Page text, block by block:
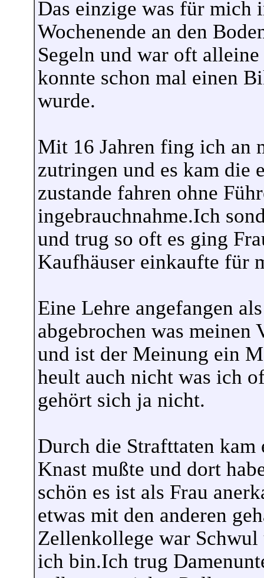
Das einzige was für mich
Wochenende an den
Segeln und war oft
konnte schon mal einen
wurde.
Mit 16 Jahren fing ich an
zutringen und es kam die
zustande fahren ohne
ingebrauchnahme.Ich
und trug so oft es ging
Kaufhäuser einkaufte für
Eine Lehre angefangen
abgebrochen was meinen
und ist der Meinung ein
heult auch nicht was ich
gehört sich ja nicht.
Durch die Strafttaten kam
Knast mußte und dort
schön es ist als Frau
etwas mit den anderen
Zellenkollege war
ich bin.Ich trug